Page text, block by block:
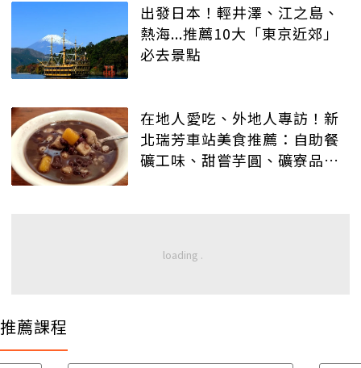
出發日本！輕井澤、江之島、
熱海...推薦10大「東京近郊」
必去景點
在地人愛吃、外地人專訪！新
北瑞芳車站美食推薦：自助餐
礦工味、甜嘗芋圓、礦寮品咖
推薦課程